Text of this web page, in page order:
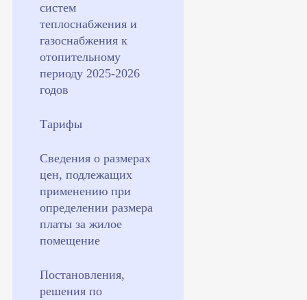
систем
теплоснабжения и
газоснабжения к
отопительному
периоду 2025-2026
годов
Тарифы
Сведения о размерах
цен, подлежащих
применению при
определении размера
платы за жилое
помещение
Постановления,
решения по